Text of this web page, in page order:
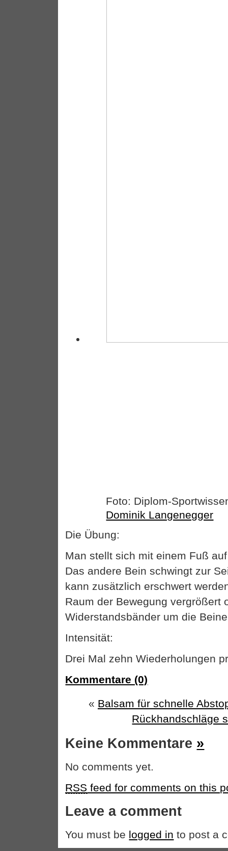
Foto: Diplom-
Dominik Langenegger
Die Übung:
Man stellt sich mit einem Fuß
Das andere Bein schwingt zur
kann zusätzlich erschwert
Raum der Bewegung vergrößert
Widerstandsbänder um die
Intensität:
Drei Mal zehn Wiederholungen
Kommentare (0)
« Balsam für schnelle
Rückhandschläge
Keine Kommentare »
No comments yet.
RSS feed for comments on this
Leave a comment
You must be logged in to post a